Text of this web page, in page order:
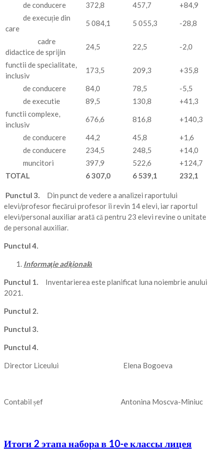
de conducere 372,8 457,7
+84,9
de execuție din
care
5 084,1 5 055,3 -28,8
cadre
didactice de sprijin
24,5 22,5 -2,0
functii de specialitate,
inclusiv
173,5 209,3 +35,8
de conducere 84,0 78,5
-5,5
de executie
89,5 130,8
+41,3
functii complexe,
inclusiv
676,6 816,8 +140,3
de conducere 44,2 45,8
+1,6
de conducere
234,5 248,5
+14,0
muncitori
397,9 522,6
+124,7
TOTAL
6 307,0 6 539,1 232,1
Punctul 3. Din punct de vedere a analizei raportului
elevi/profesor fiecărui profesor îi revin 14 elevi, iar raportul
elevi/personal auxiliar arată că pentru 23 elevi revine o unitate
de personal auxiliar.
Punctul 4.
Informaţie adiţională
Punctul 1. Inventarierea este planificat luna noiembrie anului
2021.
Punctul 2.
Punctul 3.
Punctul 4.
Director Liceului Elena Bogoeva
Contabil șef Antonina Moscva-Miniuc
Итоги 2 этапа набора в 10-е классы лицея